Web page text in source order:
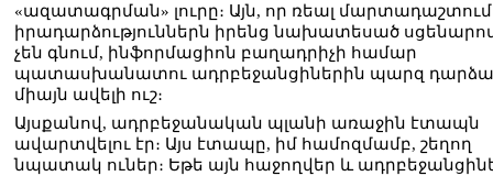
«ազատագրման» լուրը։ Այն, որ ռեալ մարտադաշտում
իրադարձություններն իրենց նախատեսած
չեն գնում, ինֆորմացիոն բաղադրիչի համար
պատասխանատու ադրբեջանցիներին պարզ
միայն ավելի ուշ։
Այսքանով, ադրբեջանական պլանի առաջին էտապն
ավարտվելու էր։ Այս էտապը, իմ համոզմամբ, շեղող
նպատակ ուներ։ Եթե այն հաջողվեր և